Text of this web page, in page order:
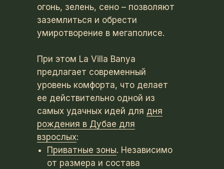
огонь, зелень, сено – позволяют
заземлиться и обрести
умиротворение в мегаполисе.
При этом La Villa Banya
предлагает современный
уровень комфорта, что делает
ее действительно одной из
самых удачных идей для дня
рождения в Дубае для
взрослых:
Приватные зоны. Независимо
от размера и состава